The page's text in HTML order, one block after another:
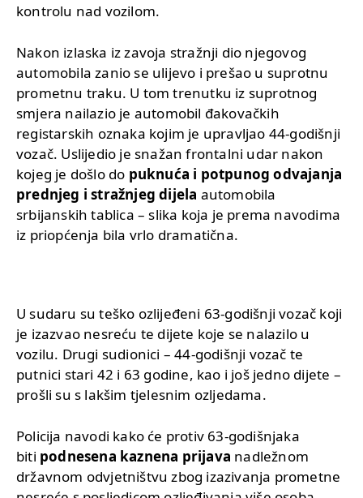
kontrolu nad vozilom.
Nakon izlaska iz zavoja stražnji dio njegovog
automobila zanio se ulijevo i prešao u suprotnu
prometnu traku. U tom trenutku iz suprotnog
smjera nailazio je automobil đakovačkih
registarskih oznaka kojim je upravljao 44-godišnji
vozač. Uslijedio je snažan frontalni udar nakon
kojeg je došlo do puknuća i potpunog odvajanja
prednjeg i stražnjeg dijela automobila
srbijanskih tablica – slika koja je prema navodima
iz priopćenja bila vrlo dramatična.
U sudaru su teško ozlijeđeni 63-godišnji vozač koji
je izazvao nesreću te dijete koje se nalazilo u
vozilu. Drugi sudionici – 44-godišnji vozač te
putnici stari 42 i 63 godine, kao i još jedno dijete –
prošli su s lakšim tjelesnim ozljedama.
Policija navodi kako će protiv 63-godišnjaka
biti podnesena kaznena prijava nadležnom
državnom odvjetništvu zbog izazivanja prometne